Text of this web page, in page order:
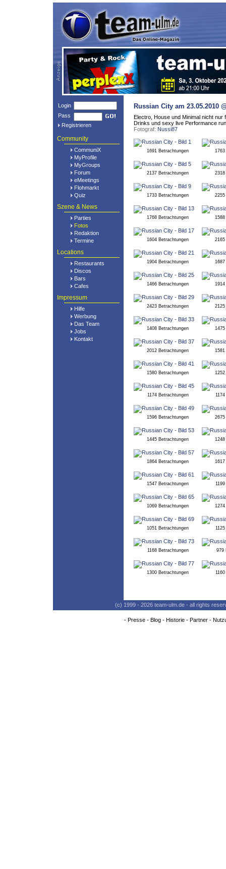
Login
Pass
Registrieren
Community
CommuniX
MyProfile
MyGroups
Forum
eMeetings
Flohmarkt
Quiz
Szene & News
Parties
Fotos
Redaktion
Termine
Locations
Restaurants
Discos
Bars
Cafes
Impressum
Hilfe
Werbung
Das Team
Jobs
Kontakt
Russian City am 23.05.2010
Electro, House und Minimal nicht
Drinks und sexy live Performance
Fotograf: Nussi87
1691 Betrachtungen
2137 Betrachtungen
1733 Betrachtungen
1768 Betrachtungen
1604 Betrachtungen
1904 Betrachtungen
1466 Betrachtungen
2423 Betrachtungen
1408 Betrachtungen
2012 Betrachtungen
1580 Betrachtungen
1174 Betrachtungen
1596 Betrachtungen
1445 Betrachtungen
1864 Betrachtungen
1547 Betrachtungen
1069 Betrachtungen
1051 Betrachtungen
1168 Betrachtungen 979
1300 Betrachtungen
(c) 1999 - 2026 team-ulm.de - all rights
- Presse- Blog- Historie- Partner-